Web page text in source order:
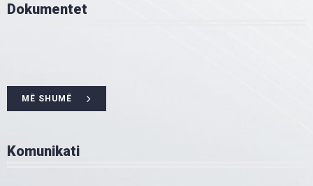
Dokumentet
MË SHUMË
Komunikati